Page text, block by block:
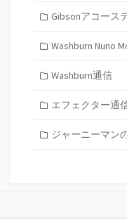
Gibsonアコース
Washburn Nuno
Washburn通信
エフェクター通
ジャーニーマン